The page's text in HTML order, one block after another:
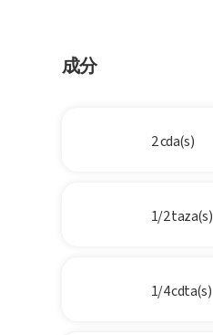
成分
2 cda(s)
1/2 taza(s)
1/4 cdta(s)